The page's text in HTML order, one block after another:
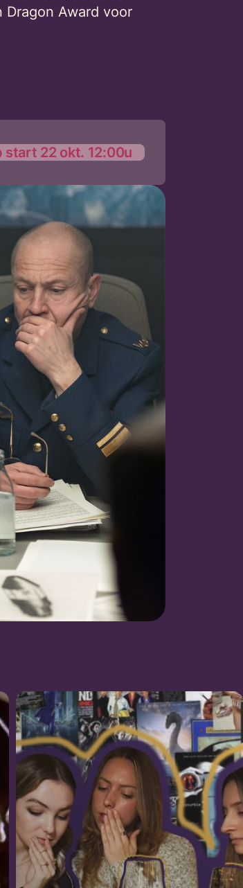
Award voor
22 okt. 12:00u